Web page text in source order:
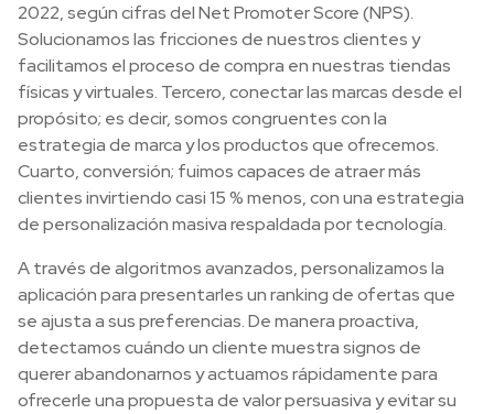
2022, según cifras del Net Promoter Score (NPS).
Solucionamos las fricciones de nuestros clientes y
facilitamos el proceso de compra en nuestras tiendas
físicas y virtuales. Tercero, conectar las marcas desde el
propósito; es decir, somos congruentes con la
estrategia de marca y los productos que ofrecemos.
Cuarto, conversión; fuimos capaces de atraer más
clientes invirtiendo casi 15 % menos, con una estrategia
de personalización masiva respaldada por tecnología.
A través de algoritmos avanzados, personalizamos la
aplicación para presentarles un ranking de ofertas que
se ajusta a sus preferencias. De manera proactiva,
detectamos cuándo un cliente muestra signos de
querer abandonarnos y actuamos rápidamente para
ofrecerle una propuesta de valor persuasiva y evitar su